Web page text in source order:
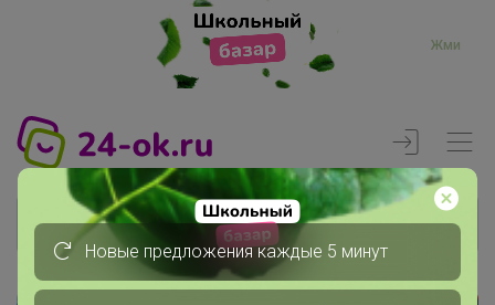
Жми
Новые предложения каждые 5 минут